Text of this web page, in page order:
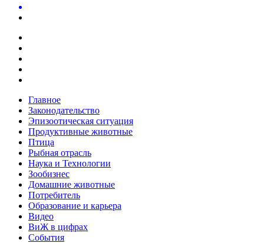
Главное
Законодательство
Эпизоотическая ситуация
Продуктивные животные
Птица
Рыбная отрасль
Наука и Технологии
Зообизнес
Домашние животные
Потребитель
Образование и карьера
Видео
ВиЖ в цифрах
События